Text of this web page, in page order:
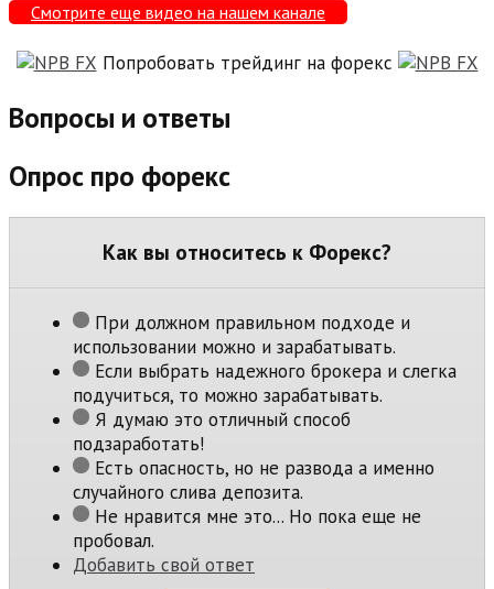
Смотрите еще видео на нашем канале
Попробовать трейдинг на форекс
Вопросы и ответы
Опрос про форекс
Как вы относитесь к Форекс?
При должном правильном подходе и
использовании можно и зарабатывать.
Если выбрать надежного брокера и слегка
подучиться, то можно зарабатывать.
Я думаю это отличный способ
подзаработать!
Есть опасность, но не развода а именно
случайного слива депозита.
Не нравится мне это... Но пока еще не
пробовал.
Добавить свой ответ